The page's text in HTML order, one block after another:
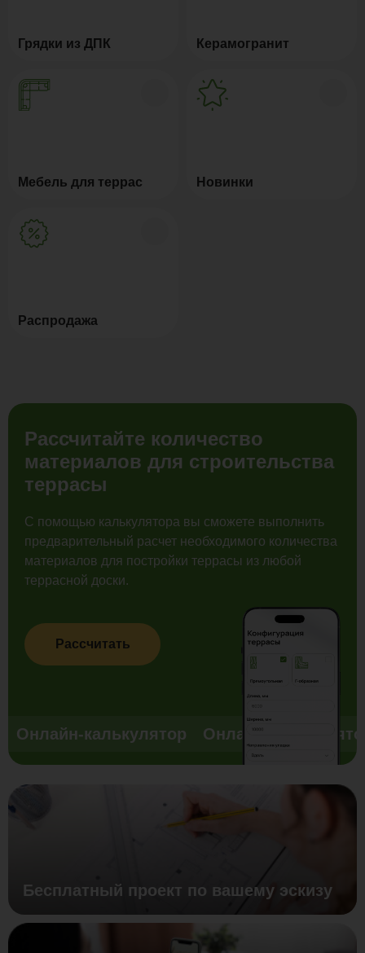
Грядки из ДПК Керамогранит
Мебель для террас Новинки
Распродажа
Рассчитайте количество
материалов для строительства
террасы
С помощью калькулятора вы сможете выполнить
предварительный расчет необходимого количества
материалов для постройки террасы из любой
террасной доски.
Рассчитать
Онлайн-калькулятор Онлайн-
Бесплатный проект по вашему эскизу